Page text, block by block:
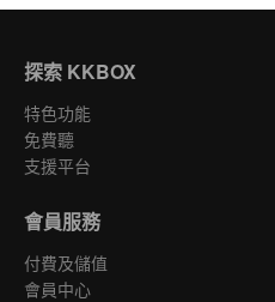
探索 KKBOX
特色功能
免費聽
支援平台
會員服務
付費及儲值
會員中心